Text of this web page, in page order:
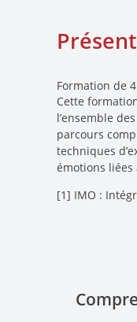
Formation de
Cette
l’ensemble
parcours
techniques
émotions liées
[1] IMO :